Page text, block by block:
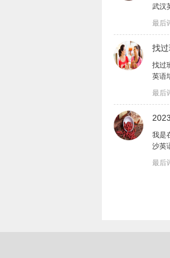
武汉
最后
找
找过
英语
最后
我是
沙英
最后